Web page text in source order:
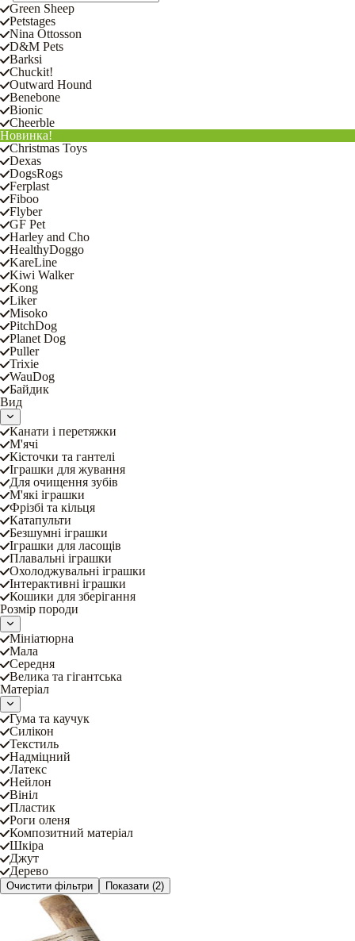
Green Sheep
Petstages
Nina Ottosson
D&M Pets
Barksi
Chuckit!
Outward Hound
Benebone
Bionic
Cheerble
Новинка!
Christmas Toys
Dexas
DogsRogs
Ferplast
Fiboo
Flyber
GF Pet
Harley and Cho
HealthyDoggo
KareLine
Kiwi Walker
Kong
Liker
Misoko
PitchDog
Planet Dog
Puller
Trixie
WauDog
Байдик
Вид
Канати і перетяжки
М'ячі
Кісточки та гантелі
Іграшки для жування
Для очищення зубів
М'які іграшки
Фрізбі та кільця
Катапульти
Безшумні іграшки
Іграшки для ласощів
Плавальні іграшки
Охолоджувальні іграшки
Інтерактивні іграшки
Кошики для зберігання
Розмір породи
Мініатюрна
Мала
Середня
Велика та гігантська
Матеріал
Гума та каучук
Силікон
Текстиль
Надміцний
Латекс
Нейлон
Вініл
Пластик
Роги оленя
Композитний матеріал
Шкіра
Джут
Дерево
Очистити фільтри Показати (2)